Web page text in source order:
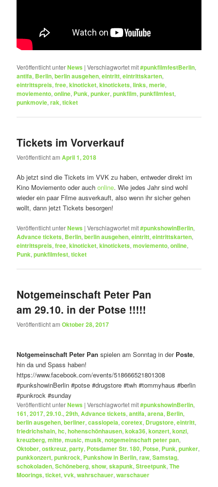
Veröffentlicht unterNews |Verschlagwortet mit#punkfilmfestBerlin,
antifa, Berlin,berlin ausgehen,eintritt,eintrittskarten,
eintrittspreis,free,kinoticket,kinotickets,links,merle,
moviemento,online, Punk,punker,punkfilm,punkfilmfest,
punkmovie,rak,ticket
Tickets im Vorverkauf
Veröffentlicht amApril 1, 2018
Ab jetzt sind die Tickets im VVK zu haben, entweder direkt im
Kino Moviemento oder auchonline. Wie jedes Jahr sind wohl
wieder ein paar Filme ausverkauft, also wenn ihr sicher gehen
wollt, dann jetzt Tickets besorgen!
Veröffentlicht unterNews |Verschlagwortet mit#punkshowinBerlin,
Advance tickets, Berlin,berlin ausgehen,eintritt,eintrittskarten,
eintrittspreis,free,kinoticket,kinotickets,moviemento,online,
Punk,punkfilmfest,ticket
Notgemeinschaft Peter Pan
am 29.10. in der Potse !!!!!
Veröffentlicht amOktober 28, 2017
Notgemeinschaft Peter Pan spielen am Sonntag in der Poste,
hin da und Spass haben!
https://www.facebook.com/events/518666521801308
#punkshowinBerlin #potse #drugstore #twh #tommyhaus #berlin
#punkrock #sunday
Veröffentlicht unterNews |Verschlagwortet mit#punkshowinBerlin,
161,2017,29.10.,29th,Advance tickets,antifa,arena, Berlin,
berlin ausgehen,berliner,cassiopeia,coretex, Drugstore,eintritt,
friedrichshain,hc,hohenschönhausen,koka36,konzert,konzi,
kreuzberg,mitte,music,musik,notgemeinschaft peter pan,
Oktober,ostkreuz,party, Potsdamer Str. 180, Potse, Punk,punker,
punkkonzert,punkrock, Punkshow in Berlin,raw,Samstag,
schokoladen,Schöneberg,show,skapunk,Streetpunk,The
Moorings,ticket,vvk,wahrschauer,warschauer